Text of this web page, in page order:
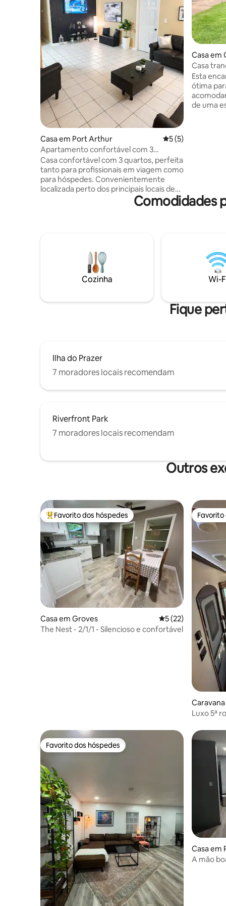
Casa em Port Arthur Classificação
5 (5)
Apartamento confortável com 3
quartos, lareira exterior no quintal e
estacionamento
Casa confortável com 3 quartos, perfeita
tanto para profissionais em viagem como
para hóspedes. Convenientemente
localizada perto dos principais locais de
trabalho, zonas industriais e estradas
principais, para facilitar as deslocações.
chegada flexível. Camas confortáveis
com lençóis limpos. Relaxe após um
longo dia no pátio privado com lareira
grupos que procuram conforto e
Casa em
Casa
Fi em
Esta
ótima
de uma
estar
com
Comodidades
Cozinha Wi-
Fique
Ilha do Prazer
7 moradores locais recomendam
Riverfront Park
7 moradores locais recomendam
Outros
Favoritos dos hóspedes mais apreciados
Favorito dos hóspedes
Casa em Groves Classificação
5 (22)
The Nest - 2/1/1 - Silencioso e confortável
Favorito
Favorito
Luxo 5ª
Favorito dos hóspedes
Favorito dos hóspedes
Casa em
A mão